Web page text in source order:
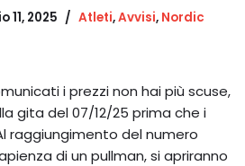
11, 2025 Atleti,Avvisi, Nordic
i prezzi non hai più scuse,
gita del 07/12/25 prima che i
raggiungimento del numero
di un pullman, si apriranno